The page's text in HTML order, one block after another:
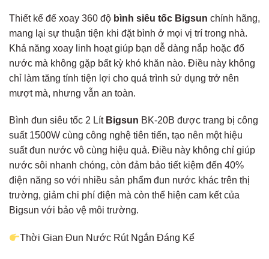
Thiết kế đế xoay 360 độ bình siêu tốc Bigsun chính hãng,
mang lại sự thuận tiện khi đặt bình ở mọi vị trí trong nhà.
Khả năng xoay linh hoạt giúp bạn dễ dàng nắp hoặc đổ
nước mà không gặp bất kỳ khó khăn nào. Điều này không
chỉ làm tăng tính tiện lợi cho quá trình sử dụng trở nên
mượt mà, nhưng vẫn an toàn.
Bình đun siêu tốc 2 Lít Bigsun BK-20B được trang bị công
suất 1500W cùng công nghệ tiên tiến, tạo nên một hiệu
suất đun nước vô cùng hiệu quả. Điều này không chỉ giúp
nước sôi nhanh chóng, còn đảm bảo tiết kiệm đến 40%
điện năng so với nhiều sản phẩm đun nước khác trên thị
trường, giảm chi phí điện mà còn thể hiện cam kết của
Bigsun với bảo vệ môi trường.
Thời Gian Đun Nước Rút Ngắn Đáng Kể